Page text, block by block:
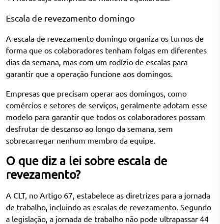
Escala de revezamento domingo
A escala de revezamento domingo organiza os turnos de
forma que os colaboradores tenham folgas em diferentes
dias da semana, mas com um rodízio de escalas para
garantir que a operação funcione aos domingos.
Empresas que precisam operar aos domingos, como
comércios e setores de serviços, geralmente adotam esse
modelo para garantir que todos os colaboradores possam
desfrutar de descanso ao longo da semana, sem
sobrecarregar nenhum membro da equipe.
O que diz a lei sobre escala de
revezamento?
A CLT, no Artigo 67, estabelece as diretrizes para a jornada
de trabalho, incluindo as escalas de revezamento. Segundo
a legislação, a jornada de trabalho não pode ultrapassar 44